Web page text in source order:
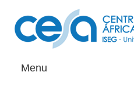
Menu